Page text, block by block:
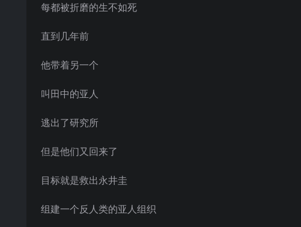
每都被折磨的生不如死
直到几年前
他带着另一个
叫田中的亚人
逃出了研究所
但是他们又回来了
目标就是救出永井圭
组建一个反人类的亚人组织